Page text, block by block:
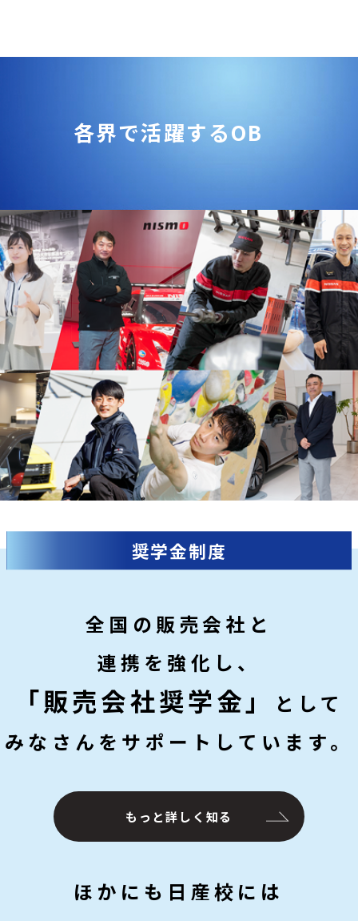
各界で活躍するOB
奨学金制度
全国の販売会社と
連携を強化し、
「販売会社奨学金」
として
みなさんをサポートしています。
もっと詳しく知る
ほかにも日産校には